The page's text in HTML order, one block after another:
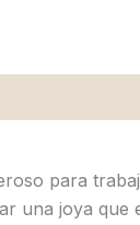
para
una joya